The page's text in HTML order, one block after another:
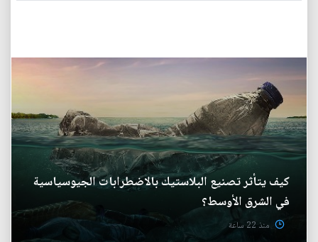
كيف يتأثر تصنيع البلاستيك بالاضطرابات الجيوسياسية
في الشرق الأوسط؟
منذ 22 ساعة